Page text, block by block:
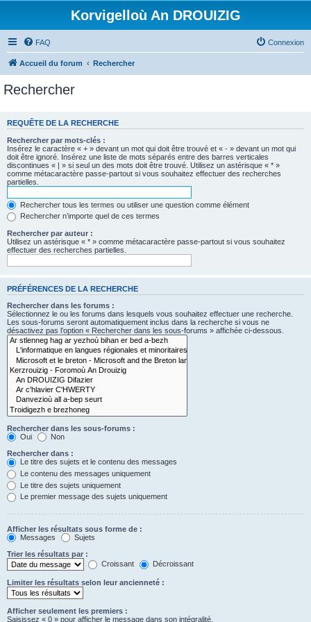
Korvigelloù An DROUIZIG
FAQ Connexion
Accueil du forum Rechercher
Rechercher
REQUÊTE DE LA RECHERCHE
Rechercher par mots-clés :
Insérez le caractère « + » devant un mot qui doit être trouvé et « - » devant un mot qui
doit être ignoré. Insérez une liste de mots séparés entre des barres verticales
discontinues « | » si seul un des mots doit être trouvé. Utilisez un astérisque « * »
comme métacaractère passe-partout si vous souhaitez effectuer des recherches
partielles.
Rechercher tous les termes ou utiliser une question comme élément
Rechercher n’importe quel de ces termes
Rechercher par auteur :
Utilisez un astérisque « * » comme métacaractère passe-partout si vous souhaitez
effectuer des recherches partielles.
PRÉFÉRENCES DE LA RECHERCHE
Rechercher dans les forums :
Sélectionnez le ou les forums dans lesquels vous souhaitez effectuer une recherche.
Les sous-forums seront automatiquement inclus dans la recherche si vous ne
désactivez pas l’option « Rechercher dans les sous-forums » affichée ci-dessous.
Rechercher dans les sous-forums :
Oui
Non
Rechercher dans :
Le titre des sujets et le contenu des messages
Le contenu des messages uniquement
Le titre des sujets uniquement
Le premier message des sujets uniquement
Afficher les résultats sous forme de :
Messages
Sujets
Trier les résultats par :
Croissant
Décroissant
Limiter les résultats selon leur ancienneté :
Afficher seulement les premiers :
Saisissez « 0 » pour afficher le message dans son intégralité.